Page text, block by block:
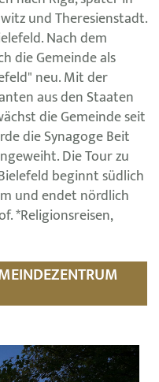
und Theresienstadt.
Nach dem
die Gemeinde als
neu. Mit der
aus den Staaten
die Gemeinde seit
die Synagoge Beit
Die Tour zu
beginnt südlich
und endet nördlich
*Religionsreisen,